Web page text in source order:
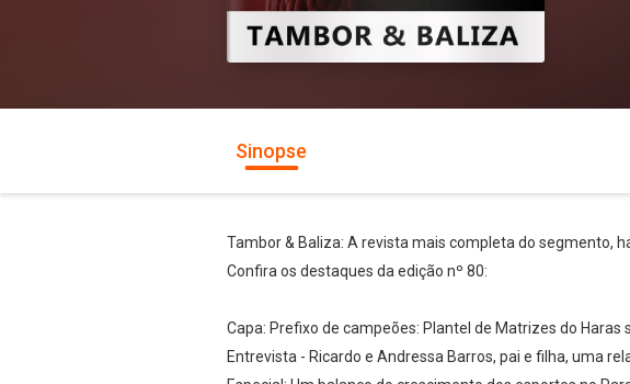
Sinopse
Tambor & Baliza: A revista mais completa do segmento,
Confira os destaques da edição nº 80:
Capa: Prefixo de campeões: Plantel de Matrizes do Haras
Entrevista - Ricardo e Andressa Barros, pai e filha, uma